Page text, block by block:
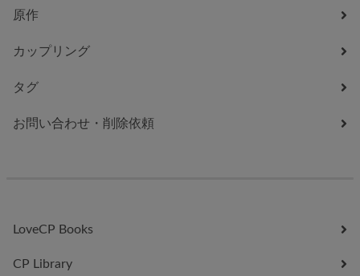
原作
カップリング
タグ
お問い合わせ・削除依頼
LoveCP Books
CP Library